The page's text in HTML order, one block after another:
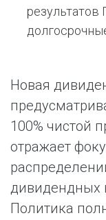
результатов
Новая
100% чистой
отражает
дивидендных
Политика